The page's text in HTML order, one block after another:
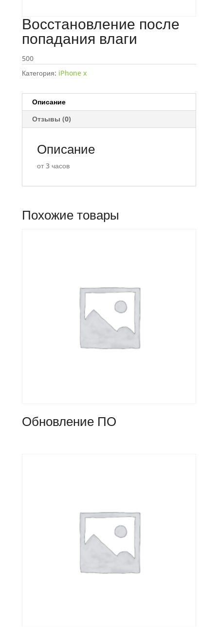
Восстановление после
попадания влаги
500
Категория: iPhone x
Описание
Отзывы (0)
Описание
от 3 часов
Похожие товары
Обновление ПО